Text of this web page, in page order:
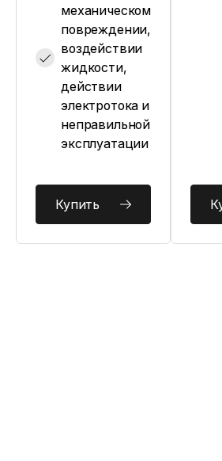
механическом
повреждении,
воздействии
жидкости,
действии
электротока и
неправильной
эксплуатации
Купить